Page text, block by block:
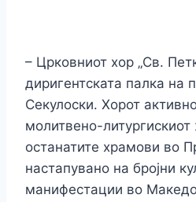
– Црковниот хор „Св.
диригентската палка на
Секулоски. Хорот
молитвено-
останатите храмови во
настапувано на бројни
манифестации во